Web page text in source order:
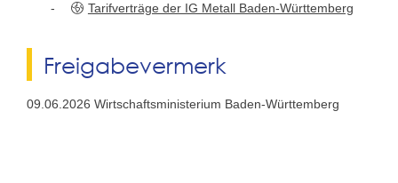
Tarifverträge der IG Metall Baden-Württemberg
Freigabevermerk
09.06.2026 Wirtschaftsministerium Baden-Württemberg